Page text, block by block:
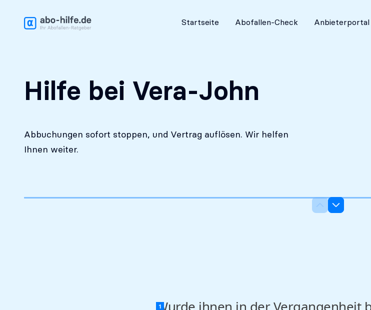
Startseite Abofallen-Check Anbieterportal
Hilfe bei Vera-John
Abbuchungen sofort stoppen, und Vertrag auflösen. Wir helfen
Ihnen weiter.